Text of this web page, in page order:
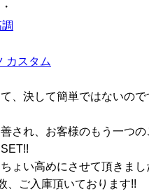
、決して簡単ではないので
され、お客様のもう一つの
ょい高めにさせて頂きまし
、ご入庫頂いております!!